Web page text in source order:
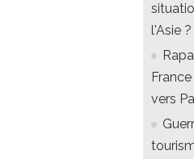
l'Asie
vers